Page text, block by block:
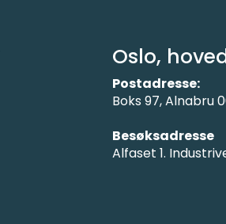
Oslo,
Postadresse:
Boks 97, Alnabru
Besøksadresse
Alfaset 1.